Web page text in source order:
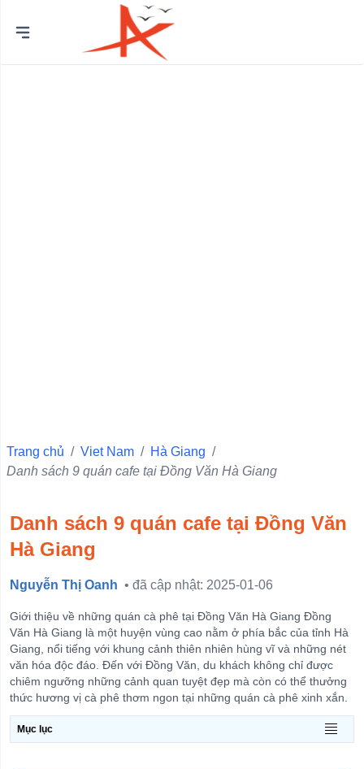
Trang chủ / Viet Nam / Hà Giang /
Danh sách 9 quán cafe tại Đồng Văn Hà Giang
Danh sách 9 quán cafe tại Đồng Văn
Hà Giang
Nguyễn Thị Oanh • đã cập nhật: 2025-01-06
Giới thiệu về những quán cà phê tại Đồng Văn Hà Giang Đồng
Văn Hà Giang là một huyện vùng cao nằm ở phía bắc của tỉnh Hà
Giang, nổi tiếng với khung cảnh thiên nhiên hùng vĩ và những nét
văn hóa độc đáo. Đến với Đồng Văn, du khách không chỉ được
chiêm ngưỡng những cảnh quan tuyệt đẹp mà còn có thể thưởng
thức hương vị cà phê thơm ngon tại những quán cà phê xinh xắn.
Mục lục